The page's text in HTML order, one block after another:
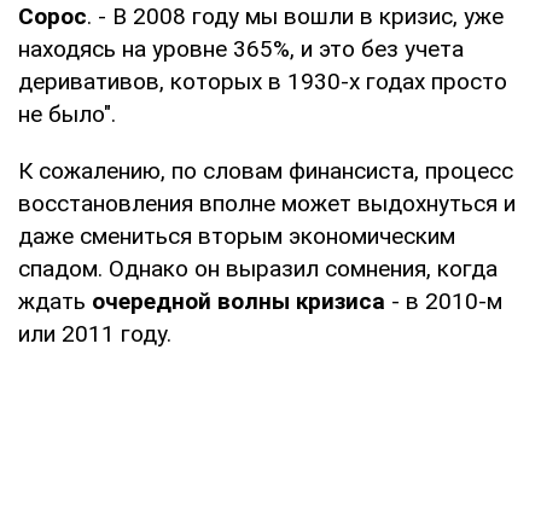
Сорос. - В 2008 году мы вошли в кризис, уже
находясь на уровне 365%, и это без учета
деривативов, которых в 1930-х годах просто
не было".
К сожалению, по словам финансиста, процесс
восстановления вполне может выдохнуться и
даже смениться вторым экономическим
спадом. Однако он выразил сомнения, когда
ждать очередной волны кризиса - в 2010-м
или 2011 году.